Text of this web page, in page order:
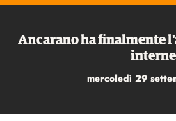
Ancarano ha finalmente
mercoledì 29